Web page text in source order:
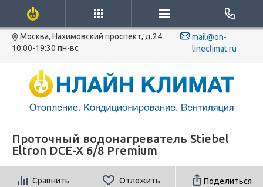
Москва, Нахимовский проспект, д.24
10:00-19:30 пн-вс
mail@on-
lineclimat.ru
Проточный водонагреватель Stiebel
Eltron DCE-X 6/8 Premium
Сравнить Отложить Поделиться